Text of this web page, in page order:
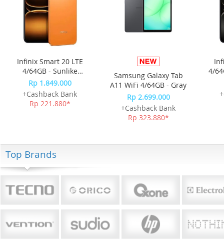
Infinix Smart 20 LTE
4/64GB - Sunlike
Orange
Rp 1.849.000
+Cashback Bank
Rp 221.880*
Samsung Galaxy Tab
A11 WiFi 4/64GB - Gray
Rp 2.699.000
+Cashback Bank
Rp 323.880*
4/
Top Brands